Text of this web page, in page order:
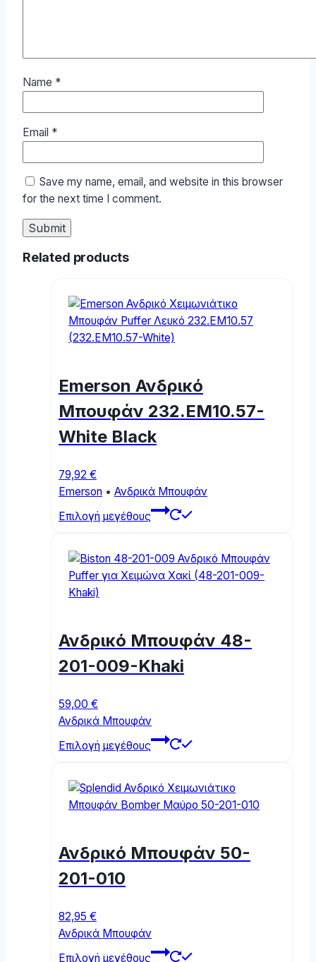
Name *
Email *
Save my name, email, and website in this browser
for the next time I comment.
Related products
Emerson Ανδρικό
Μπουφάν 232.EM10.57-
White Black
79,92 €
Emerson • Ανδρικά Μπουφάν
Επιλογή μεγέθους
multiple
variants.
be
Ανδρικό Μπουφάν 48-
201-009-Khaki
59,00 €
Ανδρικά Μπουφάν
Επιλογή μεγέθους
multiple
variants.
may
page
Ανδρικό Μπουφάν 50-
201-010
82,95 €
Ανδρικά Μπουφάν
Επιλογή μεγέθους